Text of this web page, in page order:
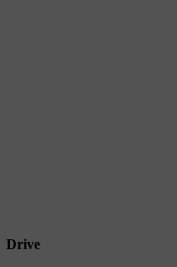
Drive